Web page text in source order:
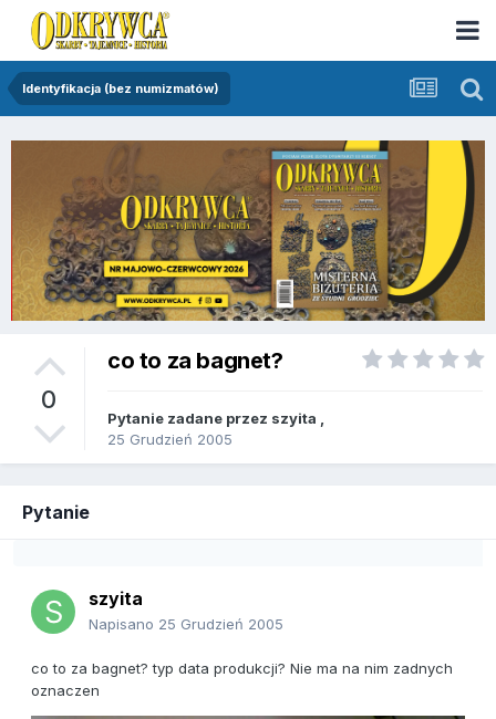
Identyfikacja (bez numizmatów)
0
co to za bagnet?
Pytanie zadane przez szyita
25 Grudzień 2005
Pytanie
szyita
Napisano 25 Grudzień 2005
co to za bagnet? typ data produkcji? Nie ma na nim zadnych
oznaczen